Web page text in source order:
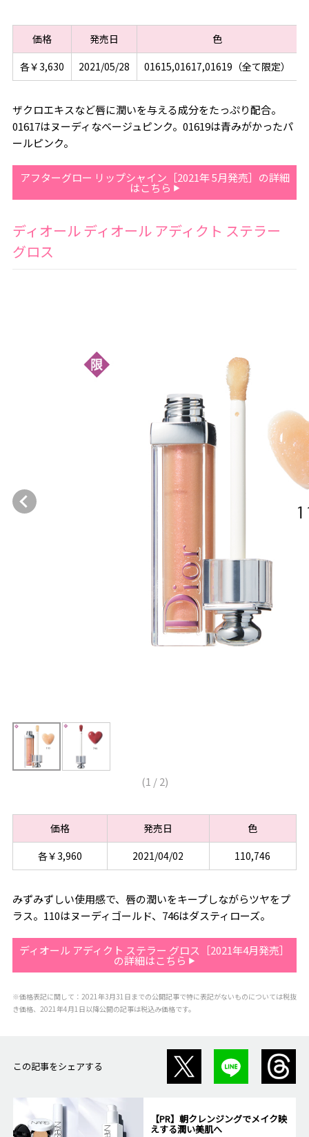
価格 発売日
色
各￥3,630
2021/05/28 01615,01617,01619（全て限定）
ザクロエキスなど唇に潤いを与える成分をたっぷり配合。
01617はヌーディなベージュピンク。01619は青みがかったパ
ールピンク。
アフターグロー リップシャイン［2021年 5月発売］の詳細
はこちら
ディオール ディオール アディクト ステラー
グロス
(1 /2)
価格 発売日
色
各￥3,960
2021/04/02 110,746
みずみずしい使用感で、唇の潤いをキープしながらツヤをプ
ラス。110はヌーディゴールド、746はダスティローズ。
ディオール アディクト ステラー グロス［2021年4月発売］
の詳細はこちら
※価格表記に関して：2021年3月31日までの公開記事で特に表記がないものについては税抜
き価格、2021年4月1日以降公開の記事は税込み価格です。
この記事をシェアする
【PR】朝クレンジングでメイク映
えする潤い美肌へ